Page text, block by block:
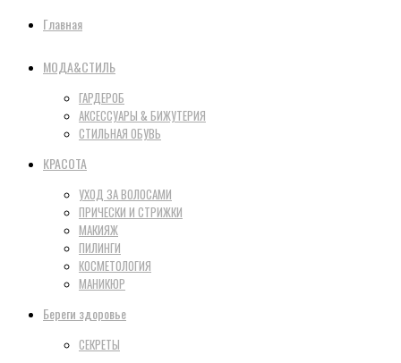
Главная
МОДА&СТИЛЬ
ГАРДЕРОБ
АКСЕССУАРЫ & БИЖУТЕРИЯ
СТИЛЬНАЯ ОБУВЬ
КРАСОТА
УХОД ЗА ВОЛОСАМИ
ПРИЧЕСКИ И СТРИЖКИ
МАКИЯЖ
ПИЛИНГИ
КОСМЕТОЛОГИЯ
МАНИКЮР
Береги здоровье
СЕКРЕТЫ